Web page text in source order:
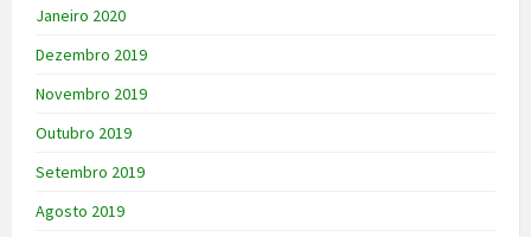
Janeiro 2020
Dezembro 2019
Novembro 2019
Outubro 2019
Setembro 2019
Agosto 2019